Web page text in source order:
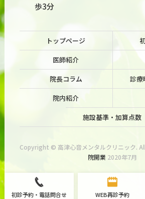
歩3分
トップページ
医師紹介
院長コラム
診療
院内紹介
施設基準・加算点数
Copyright © 高津心音メンタルクリニック.
院開業 2020年7月
初診予約・電話問合せ WEB再診予約